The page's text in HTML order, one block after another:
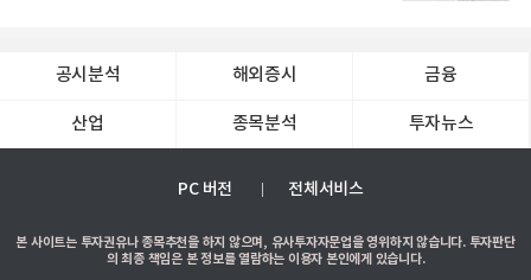
공시분석 해외증시 금융
산업 종목분석 투자뉴스
PC 버전 전체서비스
본 사이트는 투자권유나 종목추천을 하지 않으며, 유사투자자문업을 영위하지 않습니다. 투자판단
의 최종 책임은 본 정보를 열람하는 이용자 본인에게 있습니다.